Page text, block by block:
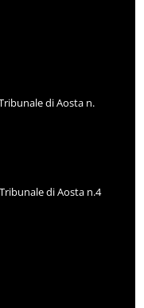
di Aosta n.
di Aosta n.4